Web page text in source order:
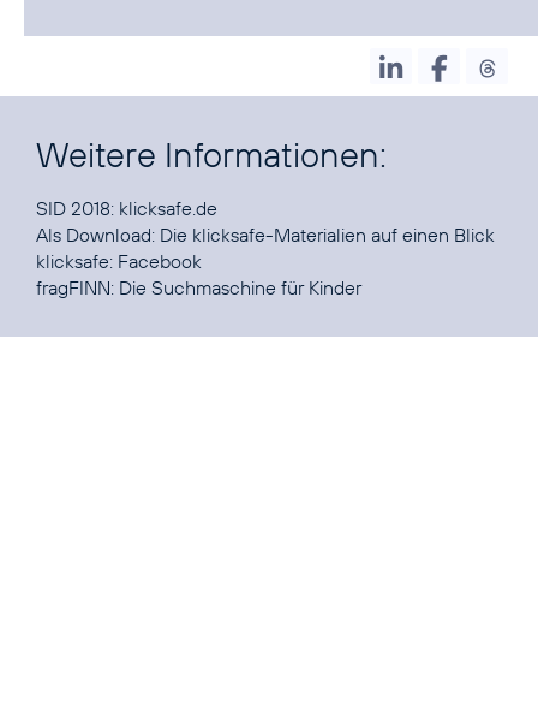
Weitere Informationen:
SID 2018: klicksafe.de
Als Download: Die klicksafe-Materialien auf einen Blick
klicksafe: Facebook
fragFINN: Die Suchmaschine für Kinder